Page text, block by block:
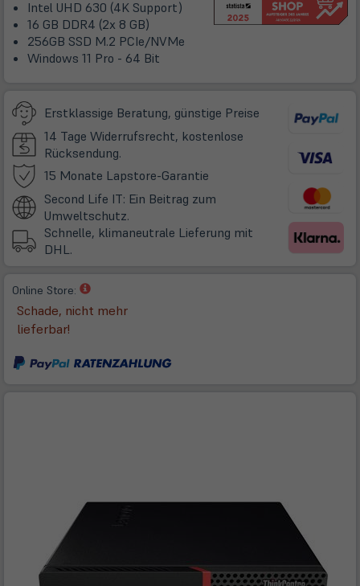
Intel UHD 630 (4K Support)
16 GB DDR4 (2x 8 GB)
256GB SSD M.2 PCIe/NVMe
Windows 11 Pro - 64 Bit
Erstklassige Beratung, günstige Preise
14 Tage Widerrufsrecht, kostenlose
Rücksendung.
15 Monate Lapstore-Garantie
neuem
Second Life IT: Ein Beitrag zum
Umweltschutz.
Schnelle, klimaneutrale Lieferung mit
DHL.
Online Store:
(öffnet
in
neuem
Schade, nicht mehr
lieferbar!